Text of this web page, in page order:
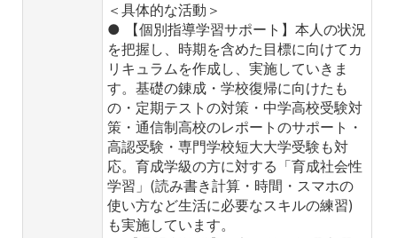
＜具体的な活動＞
● 【個別指導学習サポート】本人の状況
を把握し、時期を含めた目標に向けてカ
リキュラムを作成し、実施していきま
す。基礎の錬成・学校復帰に向けたも
の・定期テストの対策・中学高校受験対
策・通信制高校のレポートのサポート・
高認受験・専門学校短大大学受験も対
応。育成学級の方に対する「育成社会性
学習」(読み書き計算・時間・スマホの
使い方など生活に必要なスキルの練習)
も実施しています。